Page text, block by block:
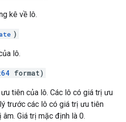
kê về lô.
)
lô.
format)
tiên của lô. Các lô có giá trị ưu
trước các lô có giá trị ưu tiên
Giá trị mặc định là 0.